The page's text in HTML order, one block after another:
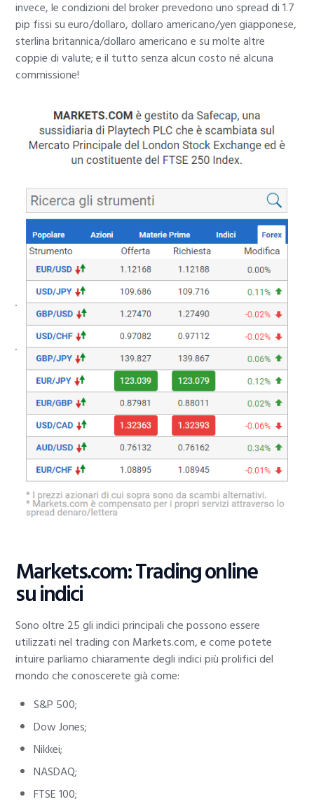
invece, le condizioni del broker prevedono uno spread di 1.7
pip fissi su euro/dollaro, dollaro americano/yen giapponese,
sterlina britannica/dollaro americano e su molte altre
coppie di valute; e il tutto senza alcun costo né alcuna
commissione!
Markets.com: Trading online
su indici
Sono oltre 25 gli indici principali che possono essere
utilizzati nel trading con Markets.com, e come potete
intuire parliamo chiaramente degli indici più prolifici del
mondo che conoscerete già come:
S&P 500;
Dow Jones;
Nikkei;
NASDAQ;
FTSE 100;